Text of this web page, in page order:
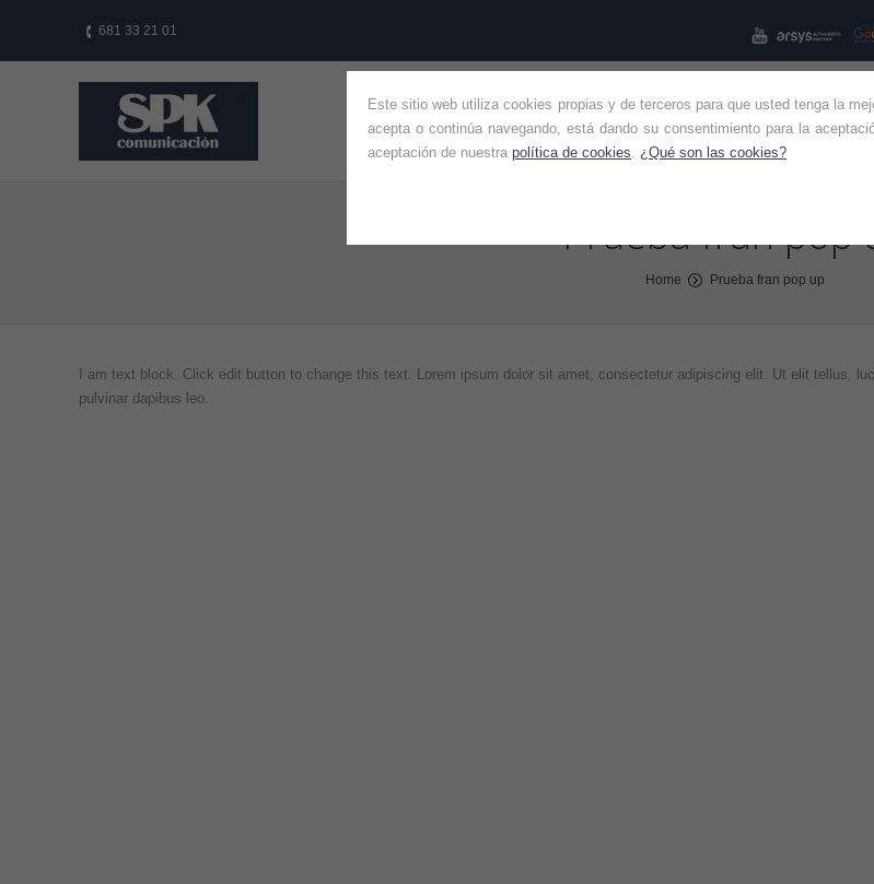
Este sitio web utiliza cookies propias y de terceros para que usted tenga la
acepta o continúa navegando, está dando su consentimiento para la
aceptación de nuestra política de cookies ¿Qué son las cookies?
681 33 21 01
HOME QUIÉNES SOMOS KIT CONSULTING KIT DIGITAL
Prueba fran pop
Home Prueba fran pop up
I am text block. Click edit button to change this text. Lorem ipsum dolor sit amet, consectetur adipiscing elit. Ut elit tellus,
pulvinar dapibus leo.